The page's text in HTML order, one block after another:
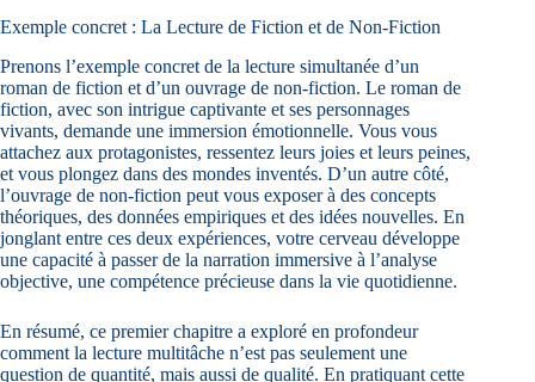
Exemple concret : La Lecture de Fiction et de Non-Fiction
Prenons l’exemple concret de la lecture simultanée d’un
roman de fiction et d’un ouvrage de non-fiction. Le roman de
fiction, avec son intrigue captivante et ses personnages
vivants, demande une immersion émotionnelle. Vous vous
attachez aux protagonistes, ressentez leurs joies et leurs peines,
et vous plongez dans des mondes inventés. D’un autre côté,
l’ouvrage de non-fiction peut vous exposer à des concepts
théoriques, des données empiriques et des idées nouvelles. En
jonglant entre ces deux expériences, votre cerveau développe
une capacité à passer de la narration immersive à l’analyse
objective, une compétence précieuse dans la vie quotidienne.
En résumé, ce premier chapitre a exploré en profondeur
comment la lecture multitâche n’est pas seulement une
question de quantité, mais aussi de qualité. En pratiquant cette